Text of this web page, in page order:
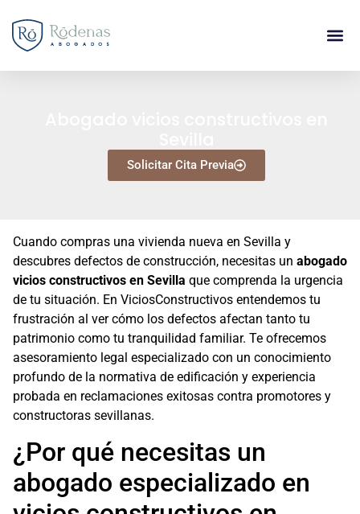
Solicitar Cita Previa
Cuando compras una vivienda nueva en Sevilla y
descubres defectos de construcción, necesitas un abogado
vicios constructivos en Sevilla que comprenda la urgencia
de tu situación. En ViciosConstructivos entendemos tu
frustración al ver cómo los defectos afectan tanto tu
patrimonio como tu tranquilidad familiar. Te ofrecemos
asesoramiento legal especializado con un conocimiento
profundo de la normativa de edificación y experiencia
probada en reclamaciones exitosas contra promotores y
constructoras sevillanas.
¿Por qué necesitas un
abogado especializado en